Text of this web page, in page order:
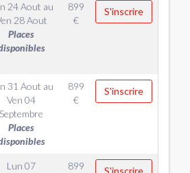
24 Aout au
28 Aout
Places
899
€
S'inscrire
31 Aout au
Ven 04
Septembre
Places
899
€
S'inscrire
Lun 07
899
S'inscrire